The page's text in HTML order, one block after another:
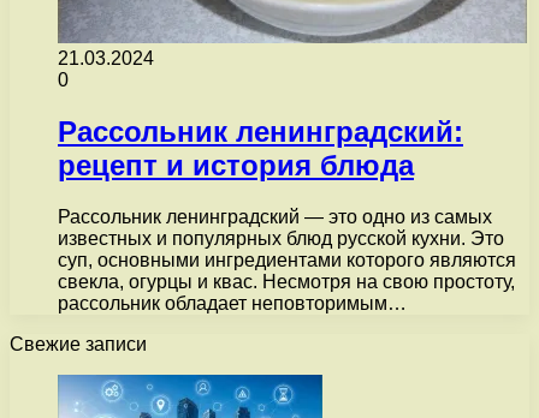
21.03.2024
0
Рассольник ленинградский:
рецепт и история блюда
Рассольник ленинградский — это одно из самых
известных и популярных блюд русской кухни. Это
суп, основными ингредиентами которого являются
свекла, огурцы и квас. Несмотря на свою простоту,
рассольник обладает неповторимым…
Свежие записи